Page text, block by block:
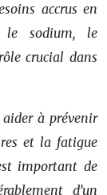
accrus en
le sodium, le
crucial dans
à prévenir
et la fatigue
important de
d’un